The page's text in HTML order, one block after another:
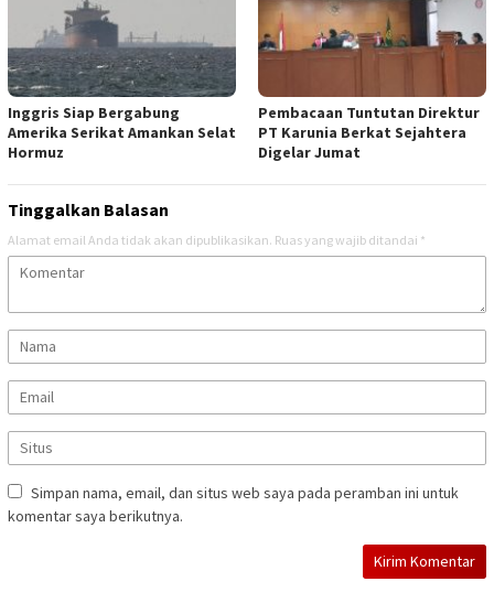
Inggris Siap Bergabung
Amerika Serikat Amankan Selat
Hormuz
Pembacaan Tuntutan Direktur
PT Karunia Berkat Sejahtera
Digelar Jumat
Tinggalkan Balasan
Alamat email Anda tidak akan dipublikasikan. Ruas yang wajib ditandai *
Simpan nama, email, dan situs web saya pada peramban ini untuk
komentar saya berikutnya.